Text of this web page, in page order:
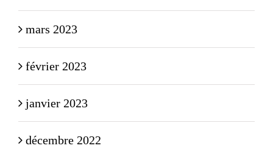
mars 2023
février 2023
janvier 2023
décembre 2022